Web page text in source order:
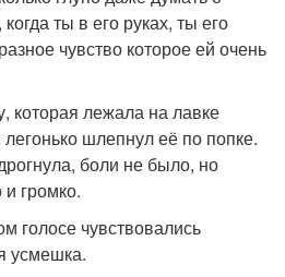
ты в его руках, ты его
чувство которое ей очень
которая лежала на лавке
шлепнул её по попке.
боли не было, но
и громко.
голосе чувствовались
усмешка.